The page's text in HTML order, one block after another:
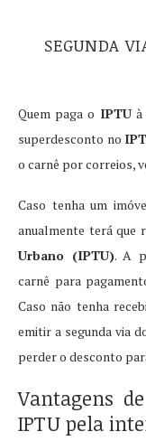
SEGUNDA
Quem paga o IPTUà
superdesconto no
o carnê por correios,
Caso tenha um
anualmente terá que
Urbano (IPTU). A
carnê para
Caso não tenha
emitir a segunda via
perder o desconto
Vantagens
IPTU pela